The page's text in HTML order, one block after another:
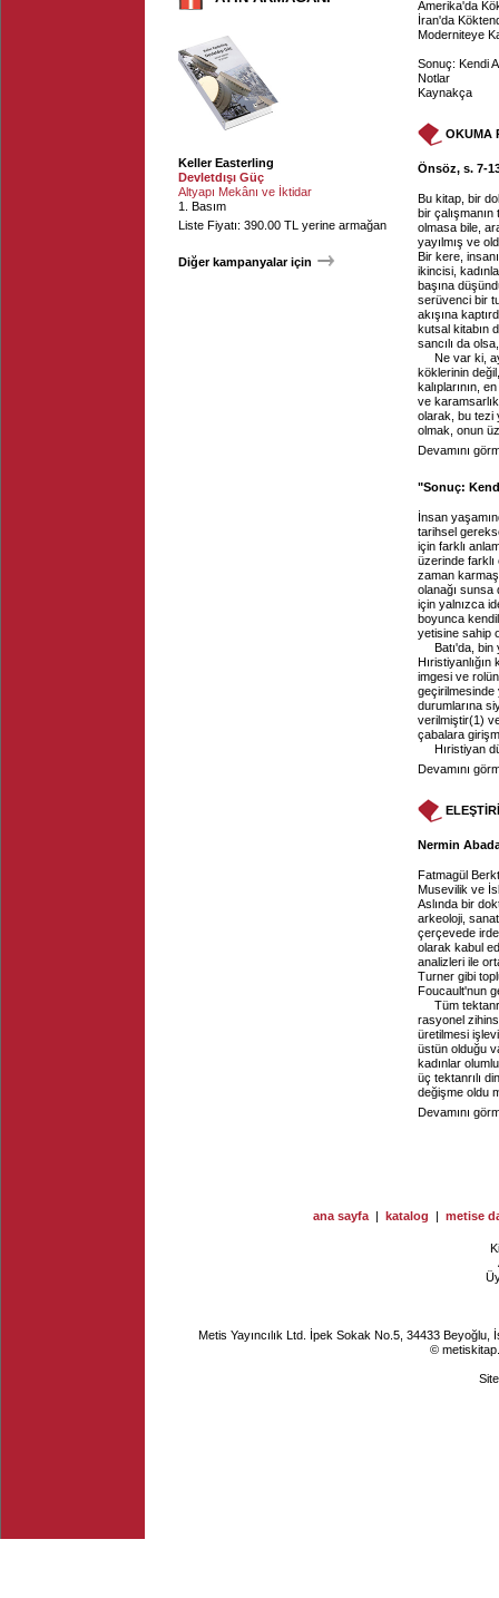
Keller Easterling
Devletdışı Güç
Altyapı Mekânı ve İktidar
1. Basım
Liste Fiyatı: 390.00 TL yerine armağan
Diğer kampanyalar için
Amerika'da
İran'da
Moderniteye
Sonuç: Kendi
Notlar
Kaynakça
OKUMA
Önsöz, s. 7-
Bu kitap, bir
bir çalışmanın
olmasa bile,
yayılmış ve
Bir kere,
ikincisi,
başına
serüvenci bir
akışına
kutsal kitabın
sancılı da
Ne var ki,
köklerinin
kalıplarının,
ve
olarak, bu tezi
olmak, onun
Devamını
"Sonuç:
İnsan
tarihsel
için farklı
üzerinde farklı
zaman
olanağı sunsa
için yalnızca
boyunca
yetisine sahip
Batı'da, bin
Hıristiyanlığın
imgesi ve
geçirilmesinde
durumlarına
verilmiştir(1)
çabalara
Hıristiyan
Devamını
Nermin
Fatmagül
Musevilik ve
Aslında bir
arkeoloji,
çerçevede
olarak kabul
analizleri ile
Turner gibi
Foucault'nun
Tüm
rasyonel
üretilmesi
üstün olduğu
kadınlar
üç tektanrılı
değişme oldu
Devamını
ana sayfa | katalog | metise
Metis Yayıncılık Ltd. İpek Sokak No.5, 34433
©